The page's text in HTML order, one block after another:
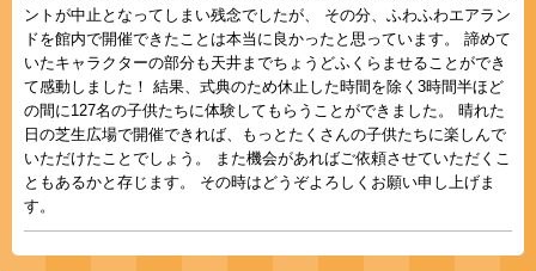
ントが中止となってしまい残念でしたが、 その分、ふわふわエアラン
ドを館内で開催できたことは本当に良かったと思っています。 諦めて
いたキャラクターの部分も天井までちょうどふくらませることができ
て感動しました！ 結果、式典のため休止した時間を除く3時間半ほど
の間に127名の子供たちに体験してもらうことができました。 晴れた
日の芝生広場で開催できれば、もっとたくさんの子供たちに楽しんで
いただけたことでしょう。 また機会があればご依頼させていただくこ
ともあるかと存じます。 その時はどうぞよろしくお願い申し上げま
す。